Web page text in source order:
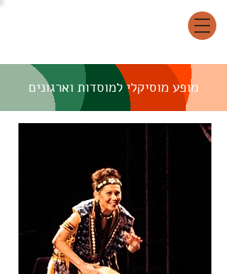
מופע מוסיקלי למוסדות וארגונים